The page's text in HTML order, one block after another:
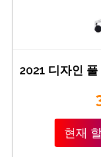
2021 디자인
현재